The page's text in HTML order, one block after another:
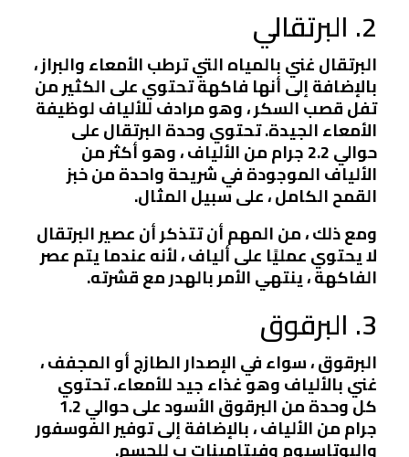
2. البرتقالي
البرتقال غني بالمياه التي ترطب الأمعاء والبراز ،
بالإضافة إلى أنها فاكهة تحتوي على الكثير من
تفل قصب السكر ، وهو مرادف للألياف لوظيفة
الأمعاء الجيدة. تحتوي وحدة البرتقال على
حوالي 2.2 جرام من الألياف ، وهو أكثر من
الألياف الموجودة في شريحة واحدة من خبز
القمح الكامل ، على سبيل المثال.
ومع ذلك ، من المهم أن تتذكر أن عصير البرتقال
لا يحتوي عمليًا على ألياف ، لأنه عندما يتم عصر
الفاكهة ، ينتهي الأمر بالهدر مع قشرته.
3. البرقوق
البرقوق ، سواء في الإصدار الطازج أو المجفف ،
غني بالألياف وهو غذاء جيد للأمعاء. تحتوي
كل وحدة من البرقوق الأسود على حوالي 1.2
جرام من الألياف ، بالإضافة إلى توفير الفوسفور
والبوتاسيوم وفيتامينات ب للجسم.